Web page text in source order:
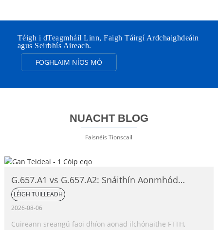
Téigh i dTeagmháil Linn, Faigh Táirgí Ardchaighdeáin
agus Seirbhís Aireach.
FOGHLAIM NÍOS MÓ
NUACHT BLOG
Faisnéis Tionscail
G.657.A1 vs G.657.A2: Snáithín Aonmhód
Neamh-íogair ó thaobh Lúbadh de,
Comparáid Iomlán
LÉIGH TUILLEADH
2026-08-06
Cuireann sreangú faoi dhíon aonad ilchónaithe FTTH,